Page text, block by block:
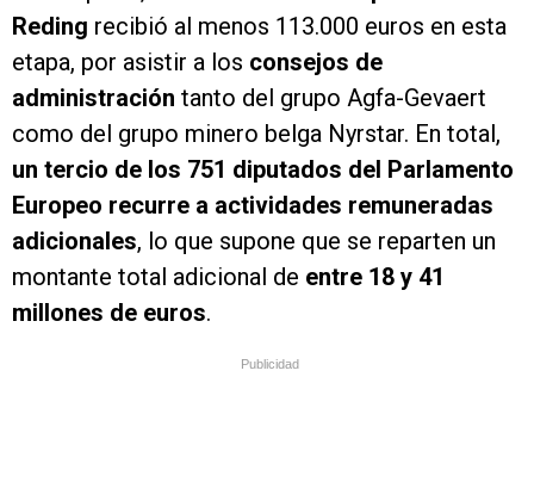
Reding recibió al menos 113.000 euros en esta
etapa, por asistir a los consejos de
administración tanto del grupo Agfa-Gevaert
como del grupo minero belga Nyrstar. En total,
un tercio de los 751 diputados del Parlamento
Europeo recurre a actividades remuneradas
adicionales, lo que supone que se reparten un
montante total adicional de entre 18 y 41
millones de euros.
Publicidad